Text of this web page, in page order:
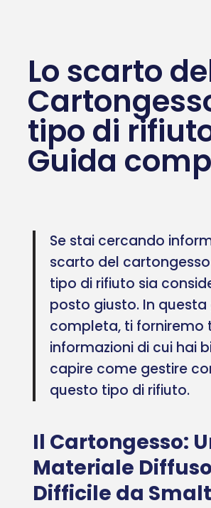
Lo scarto
tipo di
Guida
Se stai cercando
scarto del
tipo di rifiuto sia
posto giusto. In questa
completa, ti forniremo
informazioni di cui hai
capire come gestire
questo tipo di rifiuto.
Il Cartongesso:
Materiale
Difficile da